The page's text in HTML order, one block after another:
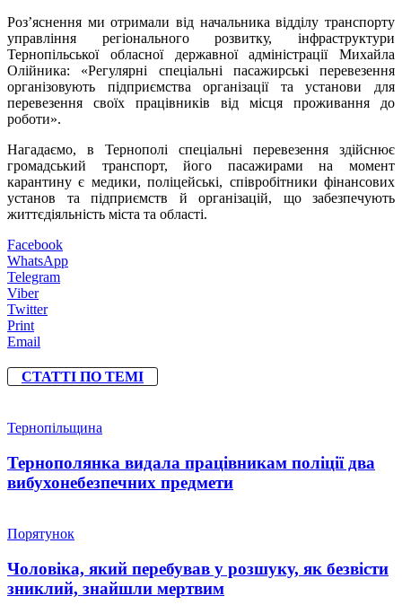
Роз’яснення ми отримали від начальника відділу транспорту
управління регіонального розвитку, інфраструктури
Тернопільської обласної державної адміністрації Михайла
Олійника: «Регулярні спеціальні пасажирські перевезення
організовують підприємства організації та установи для
перевезення своїх працівників від місця проживання до
роботи».
Нагадаємо, в Тернополі спеціальні перевезення здійснює
громадський транспорт, його пасажирами на момент
карантину є медики, поліцейські, співробітники фінансових
установ та підприємств й організацій, що забезпечують
життєдіяльність міста та області.
Facebook
WhatsApp
Telegram
Viber
Twitter
Print
Email
СТАТТІ ПО ТЕМІ
Тернопільщина
Тернополянка видала працівникам поліції два
вибухонебезпечних предмети
Порятунок
Чоловіка, який перебував у розшуку, як безвісти
зниклий, знайшли мертвим